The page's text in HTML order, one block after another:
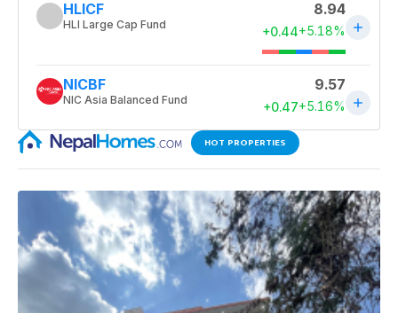
HOT PROPERTIES